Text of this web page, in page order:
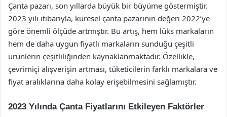
Çanta pazarı, son yıllarda büyük bir büyüme göstermiştir.
2023 yılı itibarıyla, küresel çanta pazarının değeri 2022’ye
göre önemli ölçüde artmıştır. Bu artış, hem lüks markaların
hem de daha uygun fiyatlı markaların sunduğu çeşitli
ürünlerin çeşitliliğinden kaynaklanmaktadır. Özellikle,
çevrimiçi alışverişin artması, tüketicilerin farklı markalara ve
fiyat aralıklarına daha kolay erişebilmesini sağlamıştır.
2023 Yılında Çanta Fiyatlarını Etkileyen Faktörler